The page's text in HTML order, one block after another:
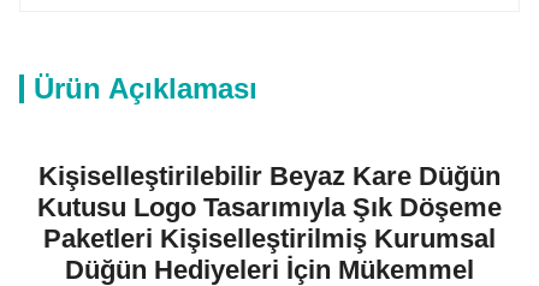
Ürün Açıklaması
Kişiselleştirilebilir Beyaz Kare Düğün
Kutusu Logo Tasarımıyla Şık Döşeme
Paketleri Kişiselleştirilmiş Kurumsal
Düğün Hediyeleri İçin Mükemmel